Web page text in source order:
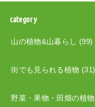
category
山の植物&山暮らし (99)
街でも見られる植物 (31)
野菜・果物・田畑の植物